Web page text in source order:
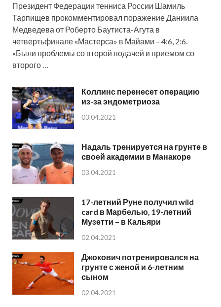
Президент Федерации тенниса России Шамиль
Тарпищев прокомментировал поражение Даниила
Медведева от Роберто Баутиста-Агута в
четвертьфинале «Мастерса» в Майами – 4:6, 2:6.
«Были проблемы со второй подачей и приемом со
второго …
Коллинс перенесет операцию
из-за эндометриоза
03.04.2021
Надаль тренируется на грунте в
своей академии в Манакоре
03.04.2021
17-летний Руне получил wild
card в Марбелью, 19-летний
Музетти – в Кальяри
02.04.2021
Джокович потренировался на
грунте с женой и 6-летним
сыном
02.04.2021